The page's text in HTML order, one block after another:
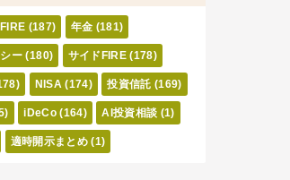
FIRE (187) 年金 (181)
ー (180) サイドFIRE (178)
NISA (174) 投資信託 (169)
iDeCo (164) AI投資相談 (1)
適時開示まとめ (1)